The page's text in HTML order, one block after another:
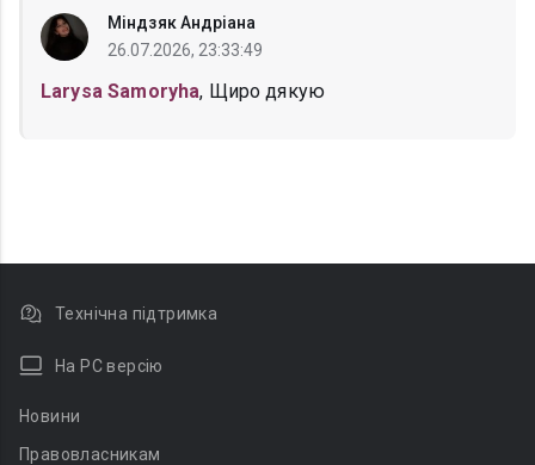
Міндзяк Андріана
26.07.2026, 23:33:49
Larysa Samoryha, Щиро дякую
Технічна підтримка
На PC версію
Новини
Правовласникам